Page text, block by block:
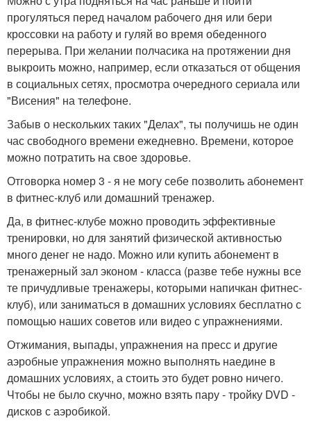
прогуляться перед началом рабочего дня или бери
кроссовки на работу и гуляй во время обеденного
перерыва. При желании полчасика на протяжении дня
выкроить можно, например, если отказаться от общения
в социальных сетях, просмотра очередного сериала или
"Висения" на телефоне.
Забыв о нескольких таких "Делах", ты получишь не один
час свободного времени ежедневно. Времени, которое
можно потратить на свое здоровье.
Отговорка номер 3 - я не могу себе позволить абонемент
в фитнес-клуб или домашний тренажер.
Да, в фитнес-клубе можно проводить эффективные
тренировки, но для занятий физической активностью
много денег не надо. Можно или купить абонемент в
тренажерный зал эконом - класса (разве тебе нужны все
те причудливые тренажеры, которыми напичкан фитнес-
клуб), или заниматься в домашних условиях бесплатно с
помощью наших советов или видео с упражнениями.
Отжимания, выпады, упражнения на пресс и другие
аэробные упражнения можно выполнять наедине в
домашних условиях, а стоить это будет ровно ничего.
Чтобы не было скучно, можно взять пару - тройку DVD -
дисков с аэробикой.